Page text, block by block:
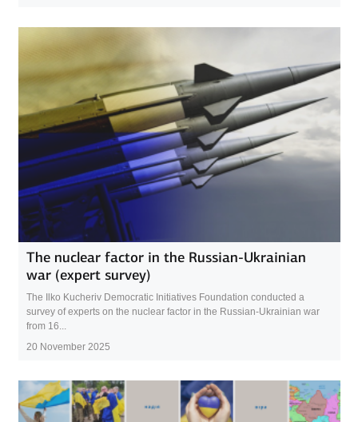
The nuclear factor in the Russian-Ukrainian
war (expert survey)
The Ilko Kucheriv Democratic Initiatives Foundation conducted a
survey of experts on the nuclear factor in the Russian-Ukrainian war
from 16...
20 November 2025